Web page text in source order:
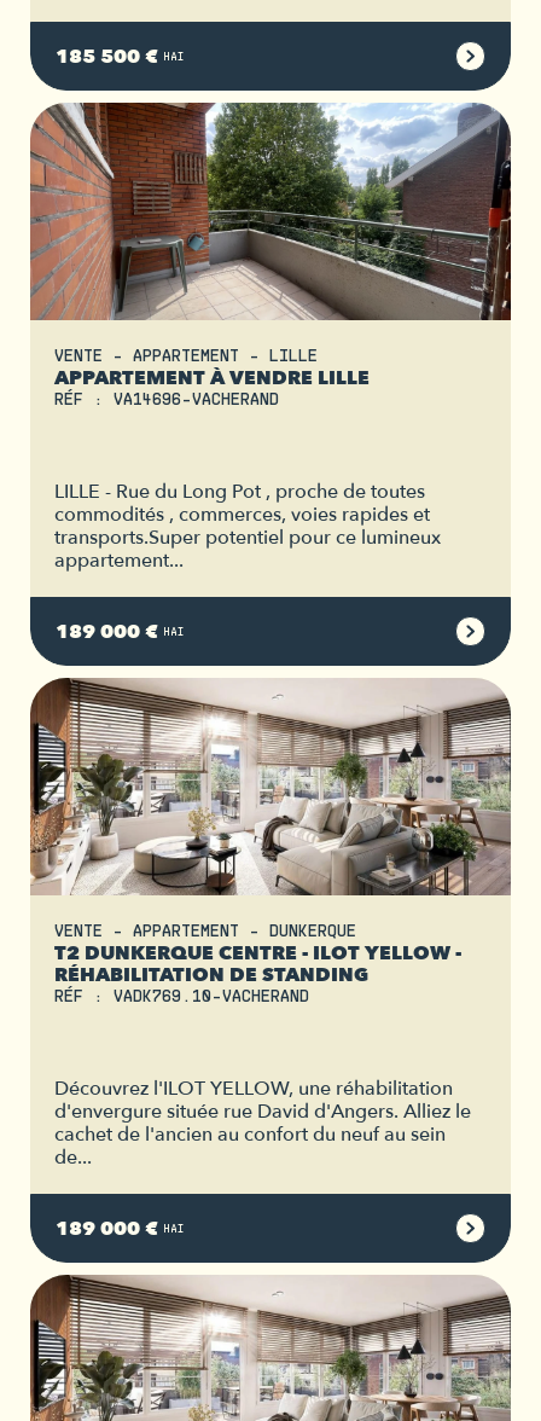
185 500 € HAI
VENTE - APPARTEMENT - LILLE
APPARTEMENT À VENDRE LILLE
RÉF : VA14696-VACHERAND
LILLE - Rue du Long Pot , proche de toutes
commodités , commerces, voies rapides et
transports.Super potentiel pour ce lumineux
appartement...
189 000 € HAI
VENTE - APPARTEMENT - DUNKERQUE
T2 DUNKERQUE CENTRE - ILOT YELLOW -
RÉHABILITATION DE STANDING
RÉF : VADK769.10-VACHERAND
Découvrez l'ILOT YELLOW, une réhabilitation
d'envergure située rue David d'Angers. Alliez le
cachet de l'ancien au confort du neuf au sein
de...
189 000 € HAI